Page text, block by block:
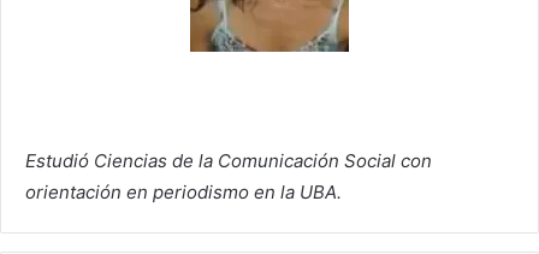
Estudió Ciencias de la Comunicación Social con
orientación en periodismo en la UBA.